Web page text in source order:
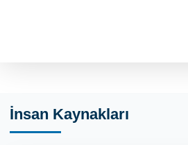
İnsan Kaynakları